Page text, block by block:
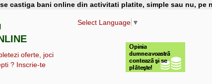
castiga bani online din activitati platite, simple sau nu, pe
oferte, joci
? Inscrie-te
Select Language ▼